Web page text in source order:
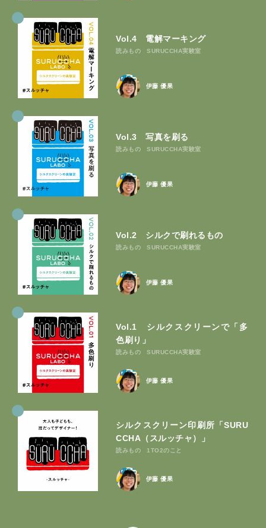
Vol.4 電解マーキング
読みもの SURUCCHA実験室
伊藤 優果
Vol.3 写真を刷る
読みもの SURUCCHA実験室
伊藤 優果
Vol.2 シルクで刷れるもの
読みもの SURUCCHA実験室
伊藤 優果
Vol.1 シルクスクリーンで「多
色刷り」
読みもの SURUCCHA実験室
伊藤 優果
シルクスクリーン印刷所「SURU
CCHA（スルッチャ）」
読みもの 1TO2のこと
伊藤 優果